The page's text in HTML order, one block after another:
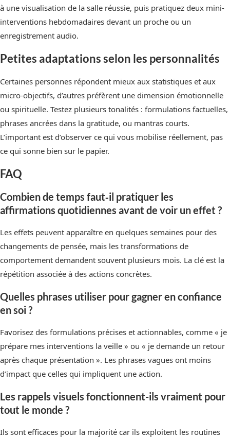
à une visualisation de la salle réussie, puis pratiquez deux mini-
interventions hebdomadaires devant un proche ou un
enregistrement audio.
Petites adaptations selon les personnalités
Certaines personnes répondent mieux aux statistiques et aux
micro-objectifs, d’autres préfèrent une dimension émotionnelle
ou spirituelle. Testez plusieurs tonalités : formulations factuelles,
phrases ancrées dans la gratitude, ou mantras courts.
L’important est d’observer ce qui vous mobilise réellement, pas
ce qui sonne bien sur le papier.
FAQ
Combien de temps faut‑il pratiquer les
affirmations quotidiennes avant de voir un effet ?
Les effets peuvent apparaître en quelques semaines pour des
changements de pensée, mais les transformations de
comportement demandent souvent plusieurs mois. La clé est la
répétition associée à des actions concrètes.
Quelles phrases utiliser pour gagner en confiance
en soi ?
Favorisez des formulations précises et actionnables, comme « je
prépare mes interventions la veille » ou « je demande un retour
après chaque présentation ». Les phrases vagues ont moins
d’impact que celles qui impliquent une action.
Les rappels visuels fonctionnent-ils vraiment pour
tout le monde ?
Ils sont efficaces pour la majorité car ils exploitent les routines